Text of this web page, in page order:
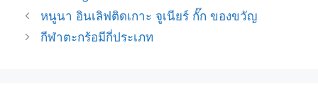
Post
navigation
หนูนา อินเลิฟติดเกาะ จูเนียร์ กั๊ก ของขวัญ
กีฬาตะกร้อมีกี่ประเภท